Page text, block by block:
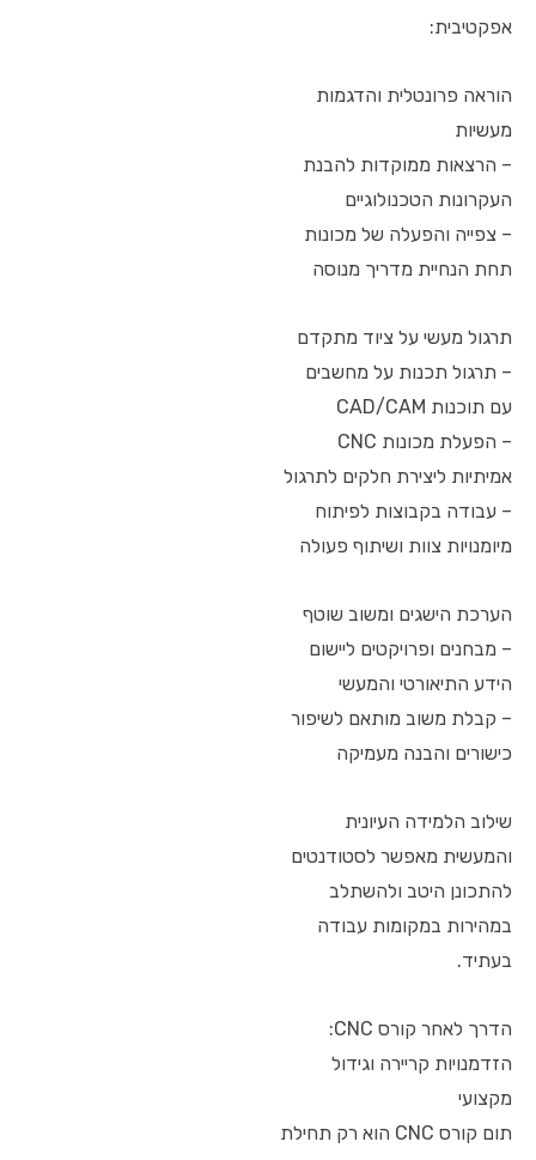
אפקטיבית:
הוראה פרונטלית והדגמות
מעשיות
– הרצאות ממוקדות להבנת
העקרונות הטכנולוגיים
– צפייה והפעלה של מכונות
תחת הנחיית מדריך מנוסה
תרגול מעשי על ציוד מתקדם
– תרגול תכנות על מחשבים
עם תוכנות CAD/CAM
– הפעלת מכונות CNC
אמיתיות ליצירת חלקים לתרגול
– עבודה בקבוצות לפיתוח
מיומנויות צוות ושיתוף פעולה
הערכת הישגים ומשוב שוטף
– מבחנים ופרויקטים ליישום
הידע התיאורטי והמעשי
– קבלת משוב מותאם לשיפור
כישורים והבנה מעמיקה
שילוב הלמידה העיונית
והמעשית מאפשר לסטודנטים
להתכונן היטב ולהשתלב
במהירות במקומות עבודה
בעתיד.
הדרך לאחר קורס CNC:
הזדמנויות קריירה וגידול
מקצועי
תום קורס CNC הוא רק תחילת